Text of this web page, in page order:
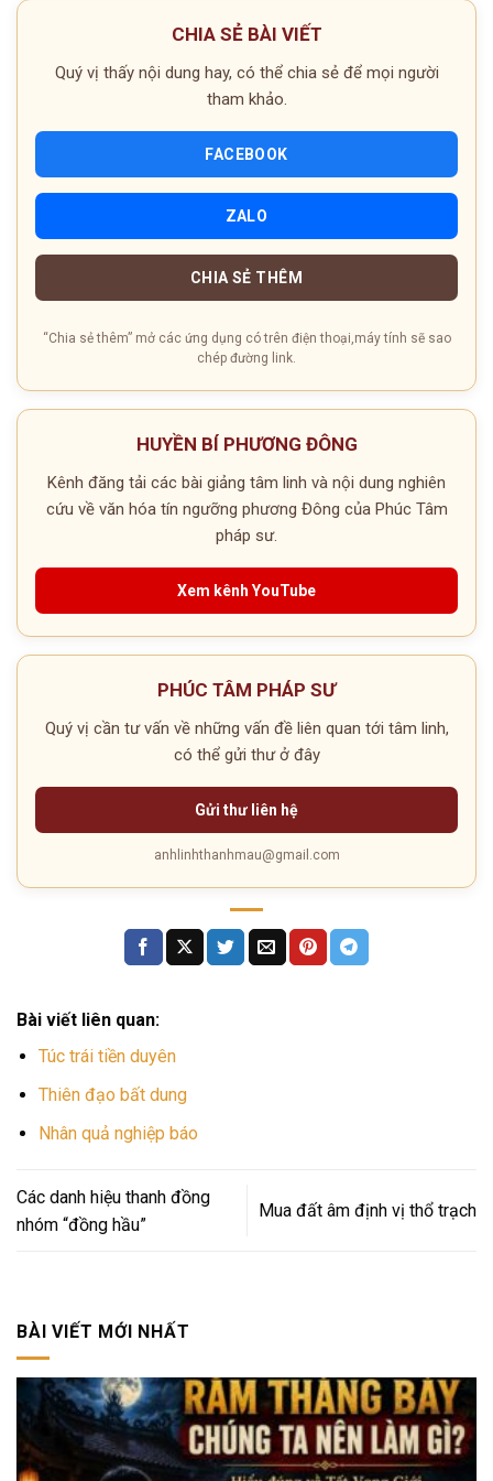
CHIA SẺ BÀI VIẾT
Quý vị thấy nội dung hay, có thể chia sẻ để mọi người
tham khảo.
FACEBOOK
ZALO
CHIA SẺ THÊM
“Chia sẻ thêm” mở các ứng dụng có trên điện thoại,máy tính sẽ sao
chép đường link.
HUYỀN BÍ PHƯƠNG ĐÔNG
Kênh đăng tải các bài giảng tâm linh và nội dung nghiên
cứu về văn hóa tín ngưỡng phương Đông của Phúc Tâm
pháp sư.
Xem kênh YouTube
PHÚC TÂM PHÁP SƯ
Quý vị cần tư vấn về những vấn đề liên quan tới tâm linh,
có thể gửi thư ở đây
Gửi thư liên hệ
anhlinhthanhmau@gmail.com
Bài viết liên quan:
Túc trái tiền duyên
Thiên đạo bất dung
Nhân quả nghiệp báo
Các danh hiệu thanh đồng
nhóm “đồng hầu”
Mua đất âm định vị thổ trạch
BÀI VIẾT MỚI NHẤT